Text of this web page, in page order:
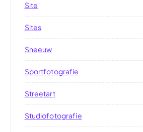
Site
Sites
Sneeuw
Sportfotografie
Streetart
Studiofotografie